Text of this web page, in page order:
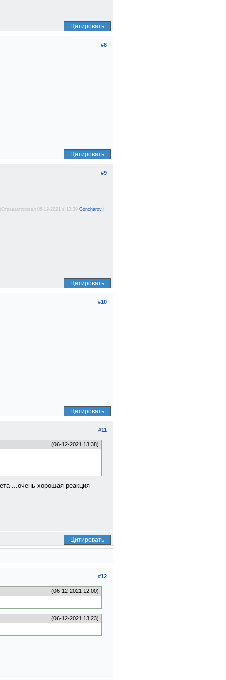
Цитировать
#8
Цитировать
#9
(Отредактировал 06-12-2021 в 13:39 Goncharov.)
Цитировать
#10
Цитировать
#11
(06-12-2021 13:38)
...очень хорошая реакция
Цитировать
#12
(06-12-2021 12:00)
(06-12-2021 13:23)